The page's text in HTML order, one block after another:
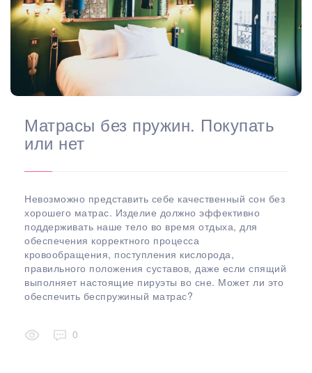
Матрасы без пружин. Покупать
или нет
Невозможно представить себе качественный сон без
хорошего матрас. Изделие должно эффективно
поддерживать наше тело во время отдыха, для
обеспечения корректного процесса
кровообращения, поступления кислорода,
правильного положения суставов, даже если спящий
выполняет настоящие пируэты во сне. Может ли это
обеспечить беспружиный матрас?
0